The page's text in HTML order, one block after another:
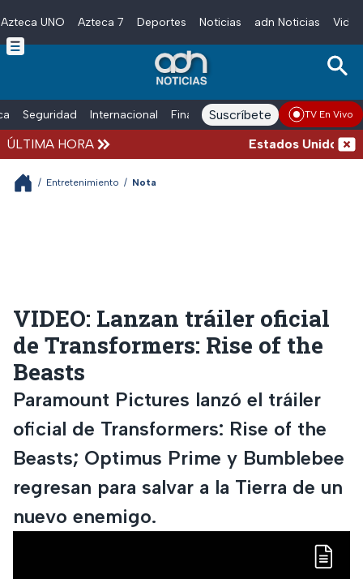
Skip to main content
Azteca UNO Azteca 7 Deportes Noticias adn Noticias
Seguridad Internacional Finanzas adn Noticias Radio
Suscríbete TV En Vivo
ÚLTIMA HORA Estados Unidos
/ Entretenimiento / Nota
VIDEO: Lanzan tráiler oficial
de Transformers: Rise of the
Beasts
Paramount Pictures lanzó el tráiler
oficial de Transformers: Rise of the
Beasts; Optimus Prime y Bumblebee
regresan para salvar a la Tierra de un
nuevo enemigo.